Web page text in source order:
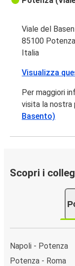
Viale del
85100 Potenza
Italia
Visualizza
Per maggiori
visita la nostra
Basento)
Scopri i
Napoli - Potenza
Potenza - Roma